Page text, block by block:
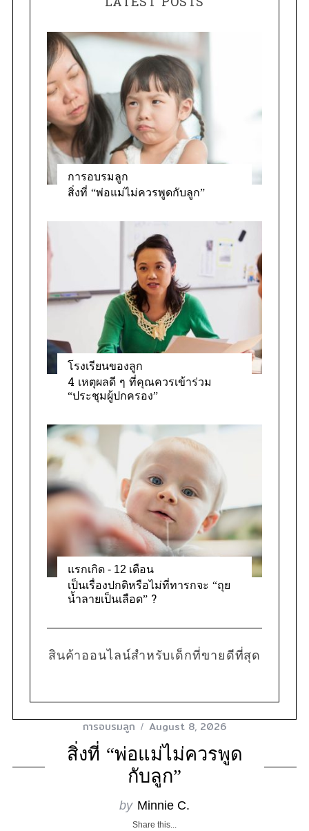
o
r
i
e
s
การอบรมลูก
สิ่งที่ “พ่อแม่ไม่ควรพูดกับลูก”
โรงเรียนของลูก
4 เหตุผลดี ๆ ที่คุณควรเข้าร่วม
“ประชุมผู้ปกครอง”
แรกเกิด - 12 เดือน
เป็นเรื่องปกติหรือไม่ที่ทารกจะ “ถุย
น้ำลายเป็นเลือด” ?
สินค้าออนไลน์สำหรับเด็กที่ขายดีที่สุด
การอบรมลูก August 8, 2026
สิ่งที่ “พ่อแม่ไม่ควรพูด
กับลูก”
by Minnie C.
Share this...